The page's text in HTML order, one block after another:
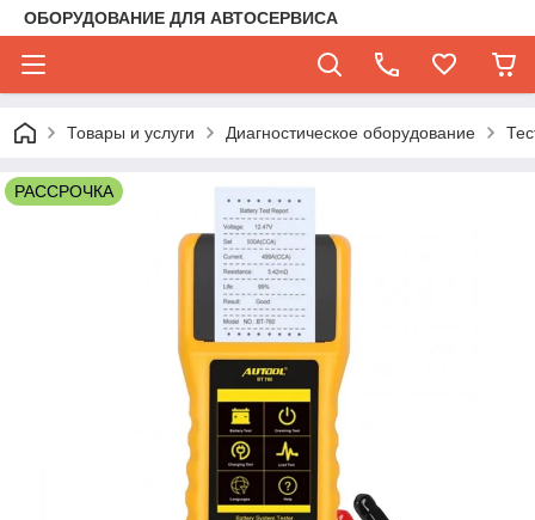
ОБОРУДОВАНИЕ ДЛЯ АВТОСЕРВИСА
Товары и услуги Диагностическое оборудование
РАССРОЧКА